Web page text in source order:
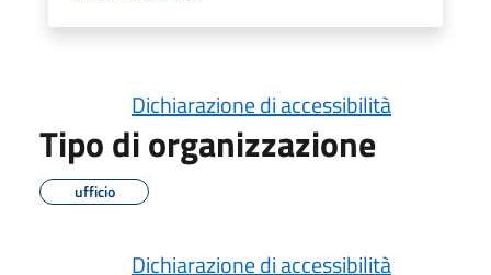
Dichiarazione di accessibilità
Tipo di organizzazione
ufficio
Dichiarazione di accessibilità